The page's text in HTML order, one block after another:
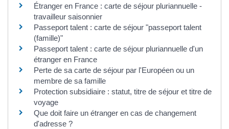
Étranger en France : carte de séjour pluriannuelle -
travailleur saisonnier
Passeport talent : carte de séjour "passeport talent
(famille)"
Passeport talent : carte de séjour pluriannuelle d'un
étranger en France
Perte de sa carte de séjour par l'Européen ou un
membre de sa famille
Protection subsidiaire : statut, titre de séjour et titre de
voyage
Que doit faire un étranger en cas de changement
d'adresse ?